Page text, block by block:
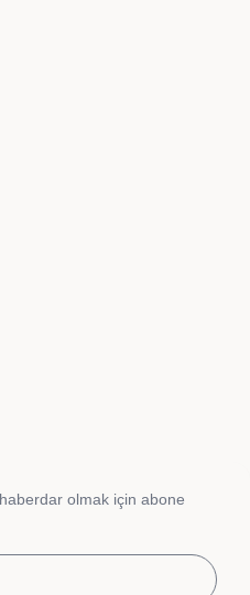
olmak için abone